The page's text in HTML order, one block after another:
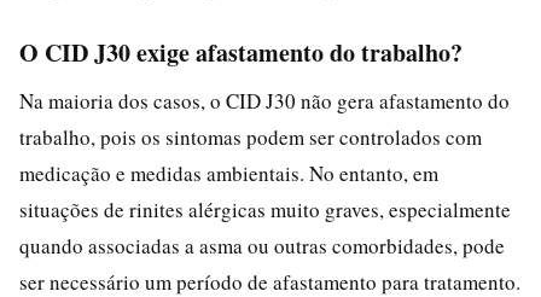
O CID J30 exige afastamento do trabalho?
Na maioria dos casos, o CID J30 não gera afastamento do
trabalho, pois os sintomas podem ser controlados com
medicação e medidas ambientais. No entanto, em
situações de rinites alérgicas muito graves, especialmente
quando associadas a asma ou outras comorbidades, pode
ser necessário um período de afastamento para tratamento.